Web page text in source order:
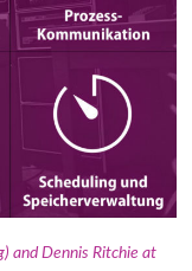
and Dennis Ritchie at